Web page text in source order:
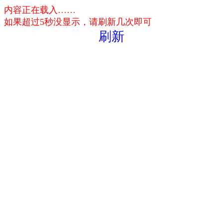
内容正在载入……
如果超过5秒没显示，请刷新几次即可
刷新